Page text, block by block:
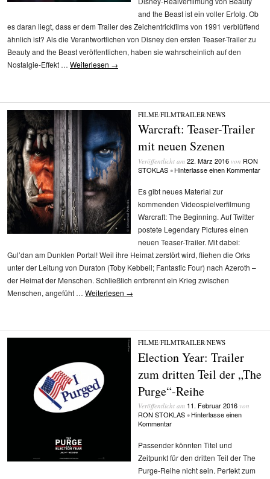
and the Beast ist ein voller Erfolg. Ob
es daran liegt, dass er dem Trailer des Zeichentrickfilms von 1991 verblüffend
ähnlich ist? Als die Verantwortlichen von Disney den ersten Teaser-Trailer zu
Beauty and the Beast veröffentlichen, haben sie wahrscheinlich auf den
Nostalgie-Effekt … Weiterlesen →
FILME/FILMTRAILER/NEWS
Warcraft: Teaser-Trailer
mit neuen Szenen
Veröffentlicht am 22. März 2016von RON
STOKLAS • Hinterlasse einen Kommentar
Es gibt neues Material zur
kommenden Videospielverfilmung
Warcraft: The Beginning. Auf Twitter
postete Legendary Pictures einen
neuen Teaser-Trailer. Mit dabei:
Gul’dan am Dunklen Portal! Weil ihre Heimat zerstört wird, fliehen die Orks
unter der Leitung von Duraton (Toby Kebbell; Fantastic Four) nach Azeroth –
der Heimat der Menschen. Schließlich entbrennt ein Krieg zwischen
Menschen, angefüht … Weiterlesen →
FILME/FILMTRAILER/NEWS
Election Year: Trailer
zum dritten Teil der „The
Purge“-Reihe
Veröffentlicht am 11. Februar 2016von
RON STOKLAS • Hinterlasse einen
Kommentar
Passender könnten Titel und
Zeitpunkt für den dritten Teil der The
Purge-Reihe nicht sein. Perfekt zum